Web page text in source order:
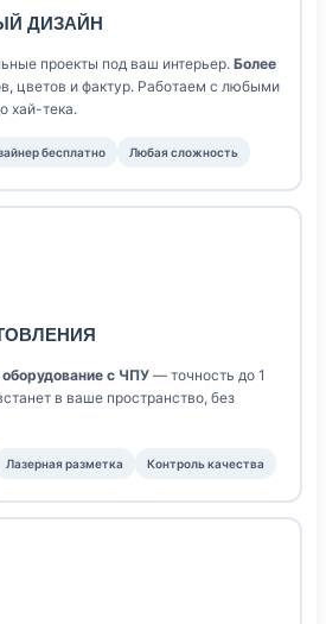
ДИЗАЙН
проекты под ваш интерьер. Более
цветов и фактур. Работаем с любыми
хай-тека.
бесплатно Любая сложность
с ЧПУ — точность до 1
в ваше пространство, без
Лазерная разметка Контроль качества